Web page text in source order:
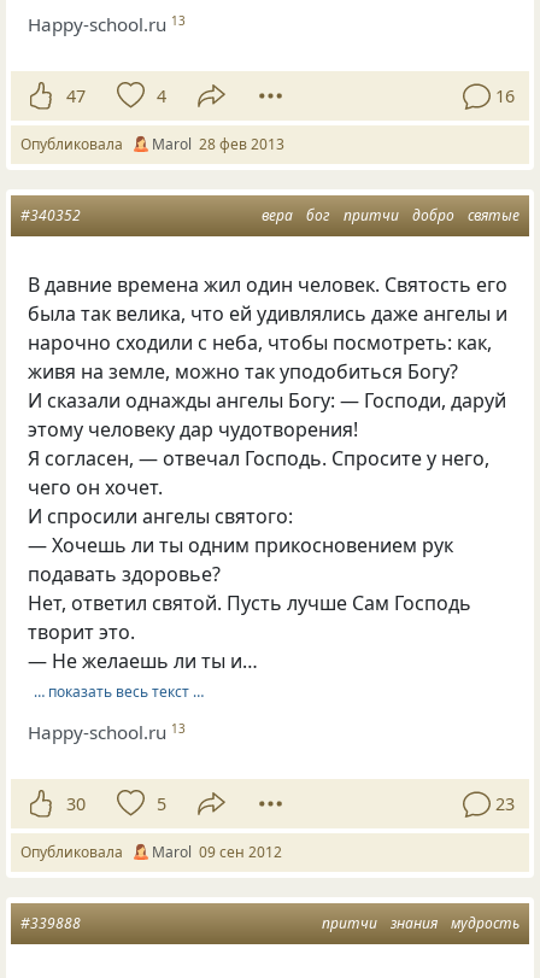
Happy-school.ru 13
47 4 16
Опубликовала Marol 28 фев 2013
вера бог притчи добро святые
#340352
В давние времена жил один человек. Святость его
была так велика, что ей удивлялись даже ангелы и
нарочно сходили с неба, чтобы посмотреть: как,
живя на земле, можно так уподобиться Богу?
И сказали однажды ангелы Богу: — Господи, даруй
этому человеку дар чудотворения!
Я согласен, — отвечал Господь. Спросите у него,
чего он хочет.
И спросили ангелы святого:
— Хочешь ли ты одним прикосновением рук
подавать здоровье?
Нет, ответил святой. Пусть лучше Сам Господь
творит это.
— Не желаешь ли ты и…
… показать весь текст …
Happy-school.ru 13
30 5 23
Опубликовала Marol 09 сен 2012
притчи знания мудрость
#339888